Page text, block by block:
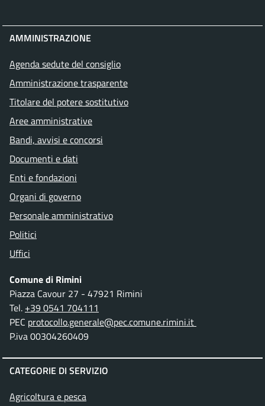
AMMINISTRAZIONE
Agenda sedute del consiglio
Amministrazione trasparente
Titolare del potere sostitutivo
Aree amministrative
Bandi, avvisi e concorsi
Documenti e dati
Enti e fondazioni
Organi di governo
Personale amministrativo
Politici
Uffici
Comune di Rimini
Piazza Cavour 27 - 47921 Rimini
Tel. +39 0541 704111
PEC protocollo.generale@pec.comune.rimini.it
P.iva 00304260409
CATEGORIE DI SERVIZIO
Agricoltura e pesca